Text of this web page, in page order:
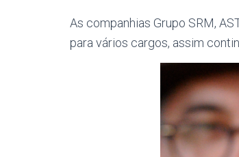
As companhias Grupo SRM,
para vários cargos, assim